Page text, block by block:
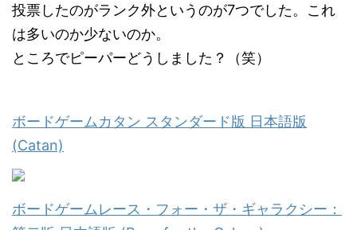
投票したのがランク外というのが7つでした。これ
は多いのか少ないのか。
ところでピーパーどうしました？（笑）
ボードゲームカタン スタンダード版 日本語版
(Catan)
ボードゲームレース・フォー・ザ・ギャラクシー：